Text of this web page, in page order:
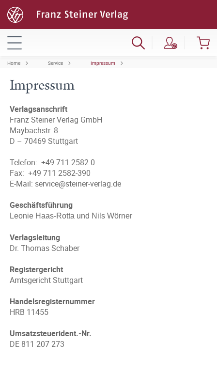
Home Service Impressum
Impressum
Verlagsanschrift
Franz Steiner Verlag GmbH
Maybachstr. 8
D – 70469 Stuttgart
Telefon: +49 711 2582-0
Fax: +49 711 2582-390
E-Mail: service@steiner-verlag.de
Geschäftsführung
Leonie Haas-Rotta und Nils Wörner
Verlagsleitung
Dr. Thomas Schaber
Registergericht
Amtsgericht Stuttgart
Handelsregisternummer
HRB 11455
Umsatzsteuerident.-Nr.
DE 811 207 273